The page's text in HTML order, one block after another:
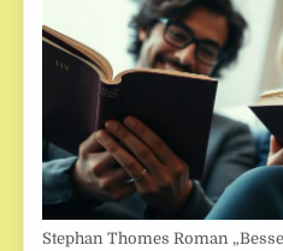
Stephan Thomes Roman